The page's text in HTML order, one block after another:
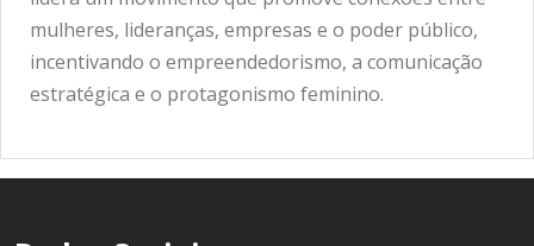
mulheres, lideranças, empresas e o poder público,
incentivando o empreendedorismo, a comunicação
estratégica e o protagonismo feminino.